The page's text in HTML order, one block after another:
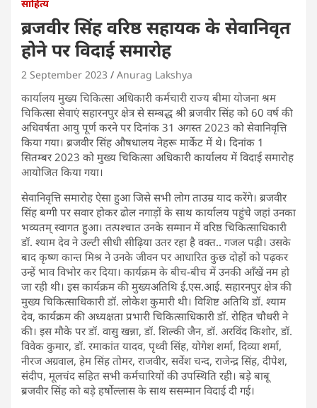
साहित्य
ब्रजवीर सिंह वरिष्ठ सहायक के सेवानिवृत
होने पर विदाई समारोह
2 September 2023 Anurag Lakshya
कार्यालय मुख्य चिकित्सा अधिकारी कर्मचारी राज्य बीमा योजना श्रम
चिकित्सा सेवाएं सहारनपुर क्षेत्र से सम्बद्ध श्री ब्रजवीर सिंह को 60 वर्ष की
अधिवर्षता आयु पूर्ण करने पर दिनांक 31 अगस्त 2023 को सेवानिवृत्ति
किया गया। ब्रजवीर सिंह औषधालय नेहरू मार्केट में थे। दिनांक 1
सितम्बर 2023 को मुख्य चिकित्सा अधिकारी कार्यालय में विदाई समारोह
आयोजित किया गया।
सेवानिवृत्ति समारोह ऐसा हुआ जिसे सभी लोग ताउम्र याद करेंगे। ब्रजवीर
सिंह बग्गी पर सवार होकर ढोल नगाड़ों के साथ कार्यालय पहुंचे जहां उनका
भव्यतम् स्वागत हुआ। तत्पश्चात उनके सम्मान में वरिष्ठ चिकित्साधिकारी
डॉ. श्याम देव ने उल्टी सीधी सीढ़िया उतर रहा है वक्त.. गजल पढ़ी। उसके
बाद कृष्ण कान्त मिश्र ने उनके जीवन पर आधारित कुछ दोहों को पढ़कर
उन्हें भाव विभोर कर दिया। कार्यक्रम के बीच-बीच में उनकी आँखें नम हो
जा रही थी। इस कार्यक्रम की मुख्यअतिथि ई.एस.आई. सहारनपुर क्षेत्र की
मुख्य चिकित्साधिकारी डॉ. लोकेश कुमारी थी। विशिष्ट अतिथि डॉ. श्याम
देव, कार्यक्रम की अध्यक्षता प्रभारी चिकित्साधिकारी डॉ. रोहित चौधरी ने
की। इस मौके पर डॉ. वासु खन्ना, डॉ. शिल्की जैन, डॉ. अरविंद किशोर, डॉ.
विवेक कुमार, डॉ. रमाकांत यादव, पृथ्वी सिंह, योगेश शर्मा, दिव्या शर्मा,
नीरज अग्रवाल, हेम सिंह तोमर, राजवीर, सर्वेश चन्द, राजेन्द्र सिंह, दीपेश,
संदीप, मूलचंद सहित सभी कर्मचारियों की उपस्थिति रही। बड़े बाबू
ब्रजवीर सिंह को बड़े हर्षोल्लास के साथ ससम्मान विदाई दी गई।